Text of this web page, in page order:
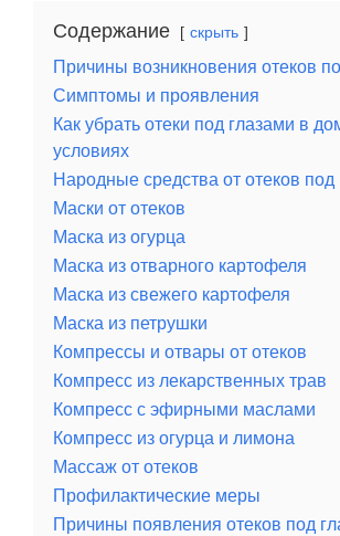
Содержание скрыть
Причины возникновения отеков
Симптомы и проявления
Как убрать отеки под глазами в
условиях
Народные средства от отеков под
Маски от отеков
Маска из огурца
Маска из отварного картофеля
Маска из свежего картофеля
Маска из петрушки
Компрессы и отвары от отеков
Компресс из лекарственных трав
Компресс с эфирными маслами
Компресс из огурца и лимона
Массаж от отеков
Профилактические меры
Причины появления отеков под